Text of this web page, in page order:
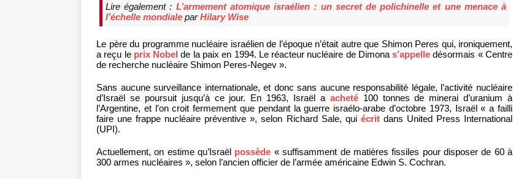
Lire également : L’armement atomique israélien : un secret de polichinelle et une menace à
l’échelle mondiale parHilary Wise
Le père du programme nucléaire israélien de l’époque n’était autre que Shimon Peres qui, ironiquement,
a reçu le prix Nobel de la paix en 1994. Le réacteur nucléaire de Dimonas’appelle désormais « Centre
de recherche nucléaire Shimon Peres-Negev ».
Sans aucune surveillance internationale, et donc sans aucune responsabilité légale, l’activité nucléaire
d’Israël se poursuit jusqu’à ce jour. En 1963, Israël a acheté100 tonnes de minerai d’uranium à
l’Argentine, et l’on croit fermement que pendant la guerre israélo-arabe d’octobre 1973, Israël « a failli
faire une frappe nucléaire préventive », selon Richard Sale, qui écritdans United Press International
(UPI).
Actuellement, on estime qu’Israël possède « suffisamment de matières fissiles pour disposer de 60 à
300 armes nucléaires », selon l’ancien officier de l’armée américaine Edwin S. Cochran.